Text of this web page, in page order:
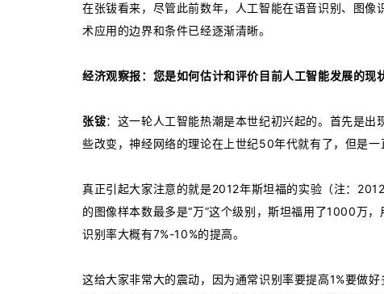
在张钹看来，尽管此前数年，人工智能在语音识别、图像
术应用的边界和条件已经逐渐清晰。
经济观察报：您是如何估计和评价目前人工智能发展的现
张钹：这一轮人工智能热潮是本世纪初兴起的。首先是
些改变，神经网络的理论在上世纪50年代就有了，但是
真正引起大家注意的就是2012年斯坦福的实验（注：
的图像样本数最多是“万”这个级别，斯坦福用了1000万
识别率大概有7%-10%的提高。
这给大家非常大的震动，因为通常识别率要提高1%要做